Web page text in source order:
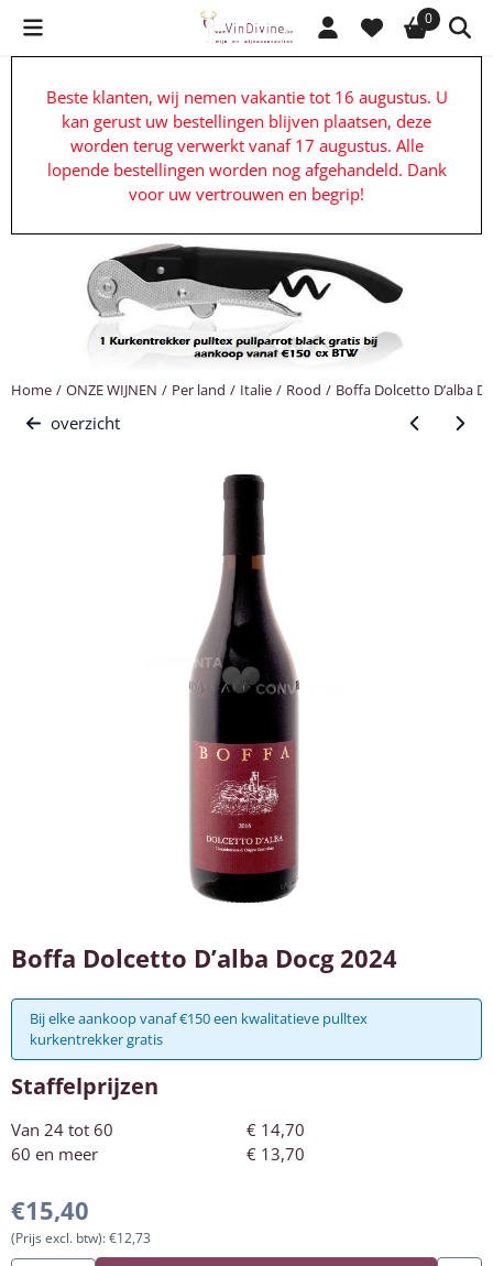
Cookievoorkeuren zijn beschikbaar. Kies instellingen of sta alle
0
Beste klanten, wij nemen vakantie tot 16 augustus. U
kan gerust uw bestellingen blijven plaatsen, deze
worden terug verwerkt vanaf 17 augustus. Alle
lopende bestellingen worden nog afgehandeld. Dank
voor uw vertrouwen en begrip!
Home / ONZE WIJNEN / Per land / Italie / Rood / Boffa Dolcetto D’alba
overzicht
Boffa Dolcetto D’alba Docg 2024
Bij elke aankoop vanaf €150 een kwalitatieve pulltex
kurkentrekker gratis
Staffelprijzen
Van 24 tot 60 € 14,70
60 en meer
€ 13,70
€15,40
(Prijs excl. btw):€12,73